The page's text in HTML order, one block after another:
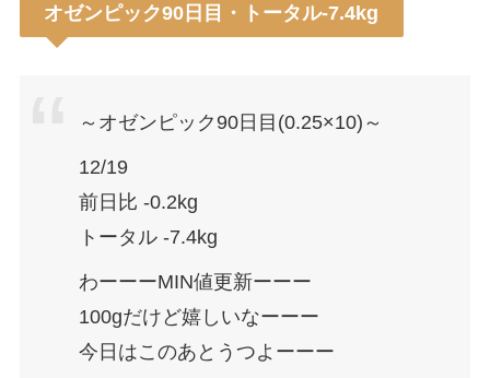
オゼンピック90日目・トータル-7.4kg
～オゼンピック90日目(0.25×10)～
12/19
前日比 -0.2kg
トータル -7.4kg
わーーーMIN値更新ーーー
100gだけど嬉しいなーーー
今日はこのあとうつよーーー